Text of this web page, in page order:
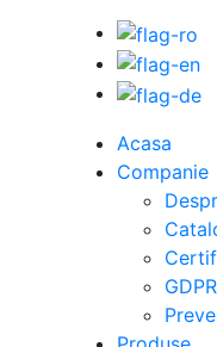
Acasa
Companie
GDPR